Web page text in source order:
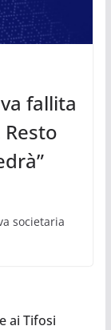
fallita
societaria
ai Tifosi